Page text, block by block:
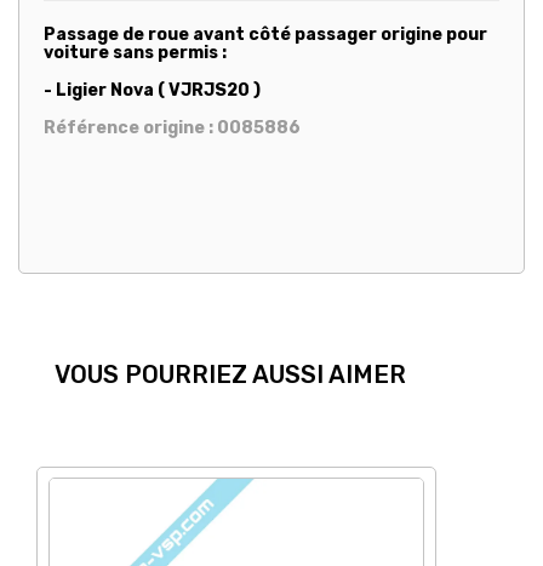
Passage de roue avant côté passager origine pour
voiture sans permis :
- Ligier Nova ( VJRJS20 )
Référence origine : 0085886
VOUS POURRIEZ AUSSI AIMER